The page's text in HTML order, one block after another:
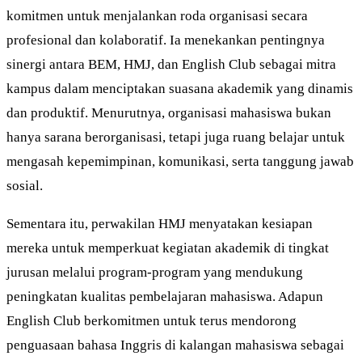
komitmen untuk menjalankan roda organisasi secara
profesional dan kolaboratif. Ia menekankan pentingnya
sinergi antara BEM, HMJ, dan English Club sebagai mitra
kampus dalam menciptakan suasana akademik yang dinamis
dan produktif. Menurutnya, organisasi mahasiswa bukan
hanya sarana berorganisasi, tetapi juga ruang belajar untuk
mengasah kepemimpinan, komunikasi, serta tanggung jawab
sosial.
Sementara itu, perwakilan HMJ menyatakan kesiapan
mereka untuk memperkuat kegiatan akademik di tingkat
jurusan melalui program-program yang mendukung
peningkatan kualitas pembelajaran mahasiswa. Adapun
English Club berkomitmen untuk terus mendorong
penguasaan bahasa Inggris di kalangan mahasiswa sebagai